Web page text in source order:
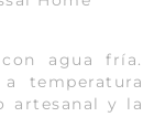
agua fría.
temperatura
artesanal y la